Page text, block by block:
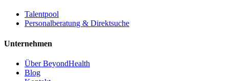
Talentpool
Personalberatung & Direktsuche
Unternehmen
Über BeyondHealth
Blog